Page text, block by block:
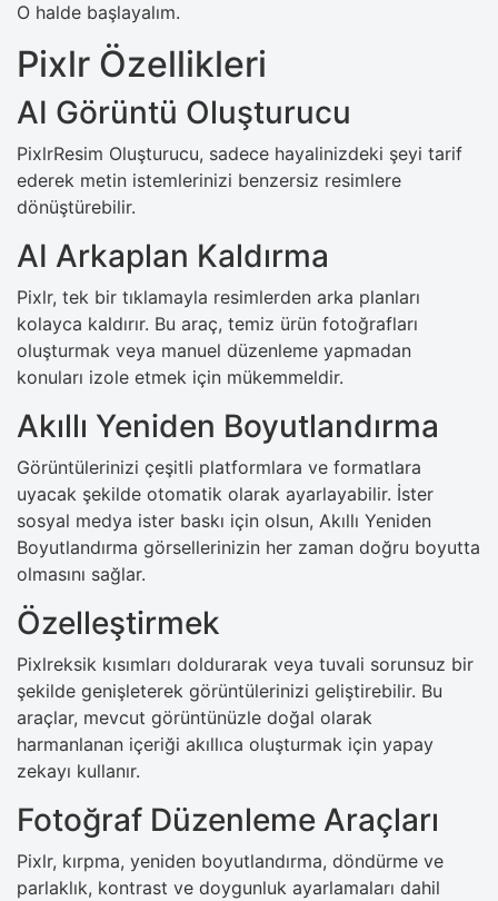
O halde başlayalım.
Pixlr Özellikleri
AI Görüntü Oluşturucu
PixlrResim Oluşturucu, sadece hayalinizdeki şeyi tarif
ederek metin istemlerinizi benzersiz resimlere
dönüştürebilir.
AI Arkaplan Kaldırma
Pixlr, tek bir tıklamayla resimlerden arka planları
kolayca kaldırır. Bu araç, temiz ürün fotoğrafları
oluşturmak veya manuel düzenleme yapmadan
konuları izole etmek için mükemmeldir.
Akıllı Yeniden Boyutlandırma
Görüntülerinizi çeşitli platformlara ve formatlara
uyacak şekilde otomatik olarak ayarlayabilir. İster
sosyal medya ister baskı için olsun, Akıllı Yeniden
Boyutlandırma görsellerinizin her zaman doğru boyutta
olmasını sağlar.
Özelleştirmek
Pixlreksik kısımları doldurarak veya tuvali sorunsuz bir
şekilde genişleterek görüntülerinizi geliştirebilir. Bu
araçlar, mevcut görüntünüzle doğal olarak
harmanlanan içeriği akıllıca oluşturmak için yapay
zekayı kullanır.
Fotoğraf Düzenleme Araçları
Pixlr, kırpma, yeniden boyutlandırma, döndürme ve
parlaklık, kontrast ve doygunluk ayarlamaları dahil